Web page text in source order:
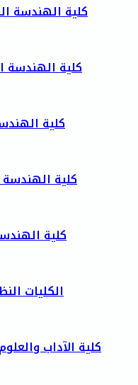
كلية الهندسة
كلية الهندسة
كلية
كلية الهندسة
كلية
الكليات
كلية الآداب